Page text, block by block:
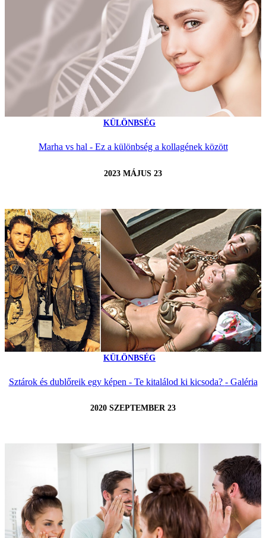
KÜLÖNBSÉG
Marha vs hal - Ez a különbség a kollagének között
2023 MÁJUS 23
KÜLÖNBSÉG
Sztárok és dublőreik egy képen - Te kitalálod ki kicsoda? - Galéria
2020 SZEPTEMBER 23